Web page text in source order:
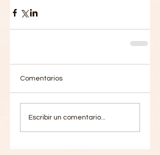
Comentarios
Escribir un comentario...